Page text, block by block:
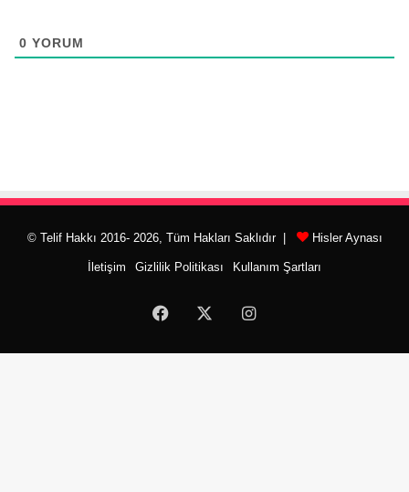
0 YORUM
© Telif Hakkı 2016- 2026, Tüm Hakları Saklıdır | Hisler Aynası
İletişim Gizlilik Politikası Kullanım Şartları
Facebook Instagram